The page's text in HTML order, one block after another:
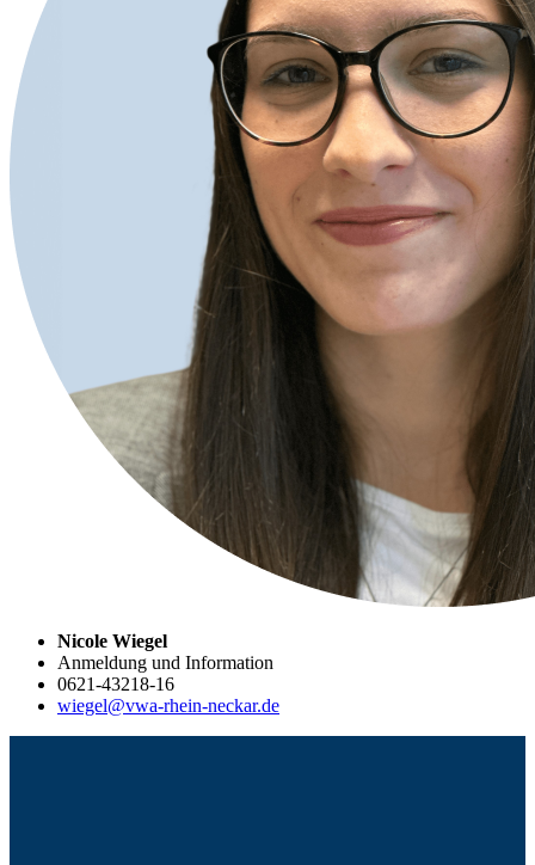
Nicole Wiegel
Anmeldung und Information
0621-43218-16
wiegel@vwa-rhein-neckar.de